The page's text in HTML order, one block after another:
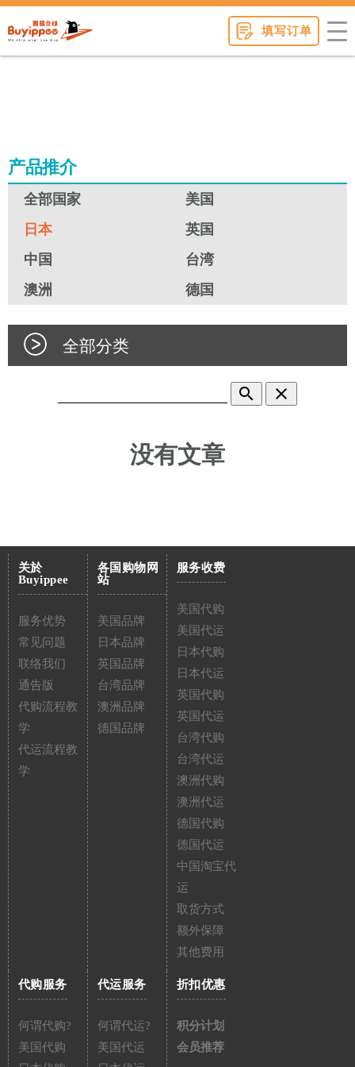
填写订单
产品推介
全部国家
美国
日本
英国
中国
台湾
澳洲
德国
全部分类
search clear
没有文章
关於
Buyippee
服务优势
常见问题
联络我们
通告版
代购流程教
学
代运流程教
学
各国购物网
站
美国品牌
日本品牌
英国品牌
台湾品牌
澳洲品牌
德国品牌
服务收费
美国代购
美国代运
日本代购
日本代运
英国代购
英国代运
台湾代购
台湾代运
澳洲代购
澳洲代运
德国代购
德国代运
中国淘宝代
运
取货方式
额外保障
其他费用
代购服务
何谓代购?
美国代购
代运服务
何谓代运?
美国代运
折扣优惠
积分计划
会员推荐